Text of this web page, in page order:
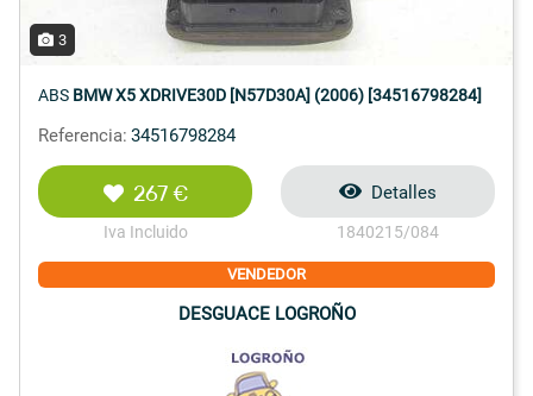
3
ABS BMW X5 XDRIVE30D [N57D30A] (2006) [34516798284]
Referencia: 34516798284
267 €
Iva Incluido
Detalles
1840215/084
VENDEDOR
DESGUACE LOGROÑO